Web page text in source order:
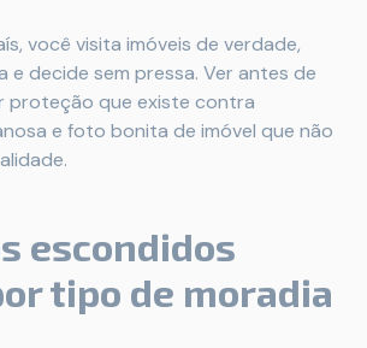
você visita imóveis de verdade,
e decide sem pressa. Ver antes de
proteção que existe contra
e foto bonita de imóvel que não
escondidos
tipo de moradia